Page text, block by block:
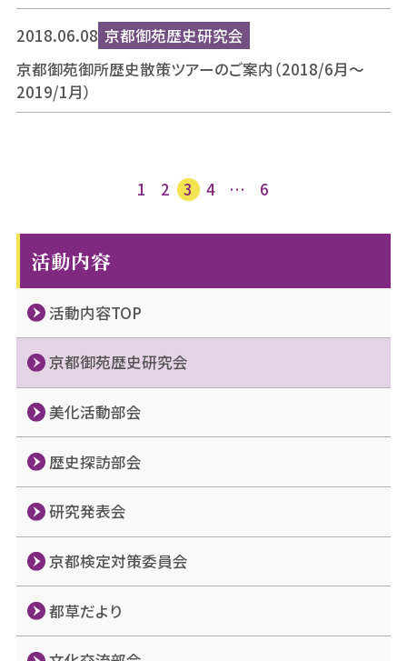
活動内容
活動内容TOP
京都御苑歴史研究会
美化活動部会
歴史探訪部会
研究発表会
京都検定対策委員会
都草だより
2018.06.08 京都御苑歴史研究会
京都御苑御所歴史散策ツアーのご案内（2018/6月～
2019/1月）
ナ
ー
シ
ョ
ン
1 2 3 4 … 6